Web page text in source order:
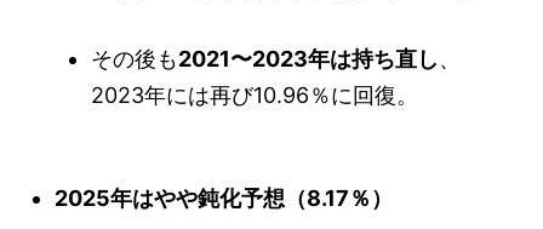
その後も2021〜2023年は持ち直し、
2023年には再び10.96％に回復。
2025年はやや鈍化予想（8.17％）